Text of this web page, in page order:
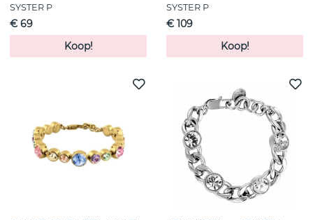
SYSTER P
€ 69
Koop!
SYSTER P
€ 109
Koop!